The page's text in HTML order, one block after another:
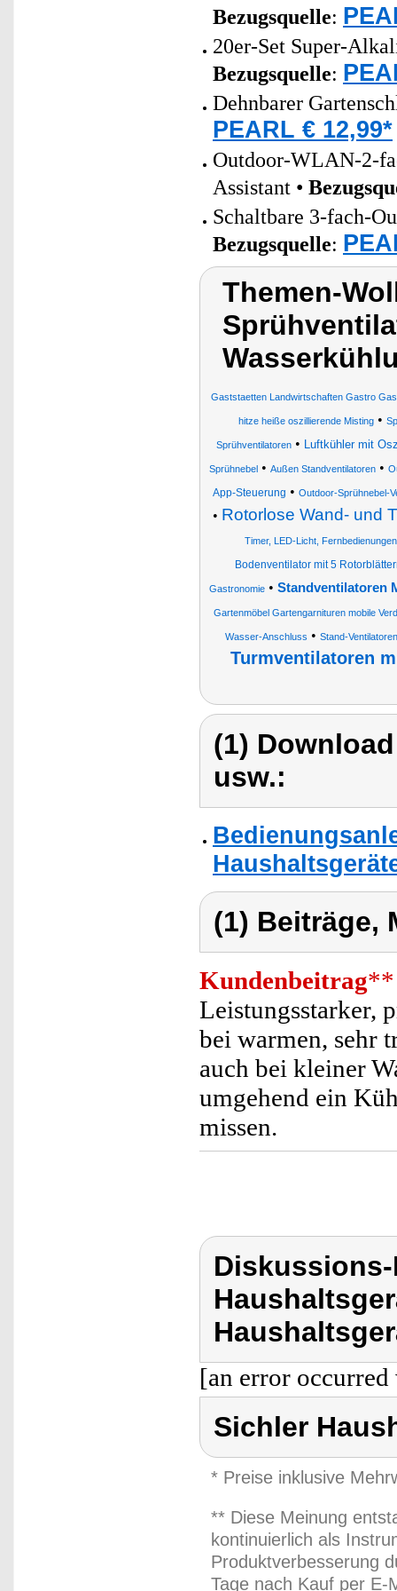
Bezugsquelle:
20er-Set Super-
Bezugsquelle:
Dehnbarer
PEARL € 12,99*
Outdoor-WLAN-2-
Assistant •
Schaltbare 3-fach-
Bezugsquelle:
Themen-
Gaststaetten Landwirtschaften Gastro
hitze heiße oszillierende Misting •
Sprühventilatoren• Luftkühler mit
Sprühnebel • Außen Standventilatoren •
App-Steuerung • Outdoor-Sprühnebel-
• Rotorlose Wand- und
Timer, LED-Licht, Fernbedienungen
Bodenventilator mit 5
Gastronomie • Standventilatoren
Gartenmöbel Gartengarnituren mobile
Wasser-Anschluss • Stand-Ventilatoren
Turmventilatoren
(1)
usw.:
(1) Beiträge,
Kundenbeitrag**
Leistungsstarker,
bei warmen, sehr
auch bei kleiner
umgehend ein
missen.
[an error
Sichler
* Preise inklusive
** Diese Meinung
kontinuierlich als
Produktverbesserung
Tage nach Kauf per E-